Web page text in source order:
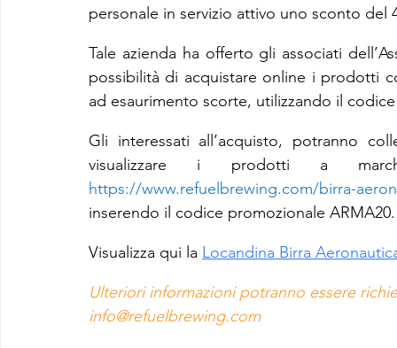
personale in servizio attivo uno sconto del
Tale azienda ha offerto gli associati
possibilità di acquistare online i prodotti
ad esaurimento scorte, utilizzando il
Gli interessati all’acquisto, potranno
https://www.refuelbrewing.com/birra-
inserendo il codice promozionale ARMA20.
Visualizza qui la Locandina Birra
Ulteriori informazioni potranno essere
info@refuelbrewing.com